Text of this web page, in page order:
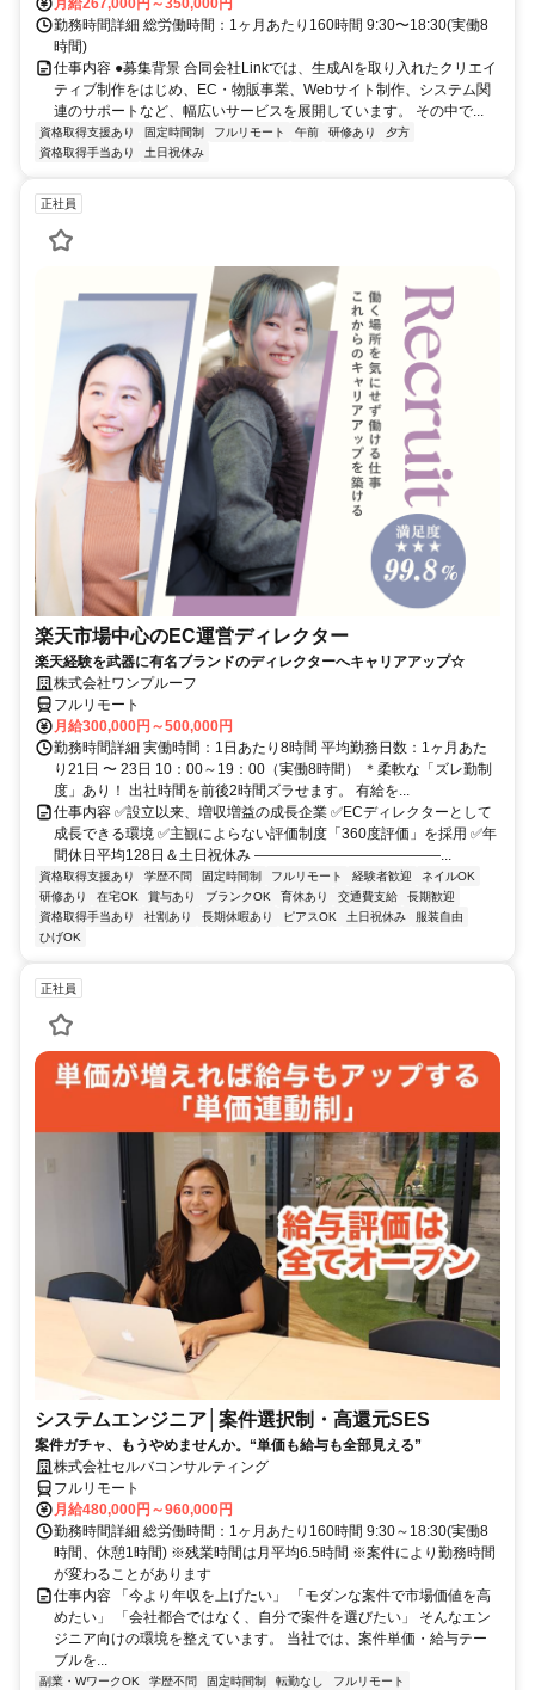
月給267,000円～350,000円
勤務時間詳細 総労働時間：1ヶ月あたり160時間 9:30〜18:30(実働8
時間)
仕事内容 ●募集背景 合同会社Linkでは、生成AIを取り入れたクリエイ
ティブ制作をはじめ、EC・物販事業、Webサイト制作、システム関
連のサポートなど、幅広いサービスを展開しています。 その中で...
資格取得支援あり 固定時間制 フルリモート 午前 研修あり
夕方
資格取得手当あり
土日祝休み
正社員
楽天市場中心のEC運営ディレクター
楽天経験を武器に有名ブランドのディレクターへキャリアアップ☆
株式会社ワンプルーフ
フルリモート
月給300,000円～500,000円
勤務時間詳細 実働時間：1日あたり8時間 平均勤務日数：1ヶ月あた
り21日 〜 23日 10：00～19：00（実働8時間） ＊柔軟な「ズレ勤制
度」あり！ 出社時間を前後2時間ズラせます。 有給を...
仕事内容 ✅設立以来、増収増益の成長企業 ✅ECディレクターとして
成長できる環境 ✅主観によらない評価制度「360度評価」を採用 ✅年
間休日平均128日＆土日祝休み ―――――――――――――...
資格取得支援あり 学歴不問 固定時間制 フルリモート 経験者歓迎
ネイルOK
研修あり
在宅OK 賞与あり ブランクOK 育休あり 交通費支給
長期歓迎
資格取得手当あり
社割あり 長期休暇あり ピアスOK 土日祝休み
服装自由
ひげOK
正社員
システムエンジニア│案件選択制・高還元SES
案件ガチャ、もうやめませんか。“単価も給与も全部見える”
株式会社セルバコンサルティング
フルリモート
月給480,000円～960,000円
勤務時間詳細 総労働時間：1ヶ月あたり160時間 9:30～18:30(実働8
時間、休憩1時間) ※残業時間は月平均6.5時間 ※案件により勤務時間
が変わることがあります
仕事内容 「今より年収を上げたい」 「モダンな案件で市場価値を高
めたい」 「会社都合ではなく、自分で案件を選びたい」 そんなエン
ジニア向けの環境を整えています。 当社では、案件単価・給与テー
ブルを...
副業・WワークOK 学歴不問 固定時間制 転勤なし
フルリモート